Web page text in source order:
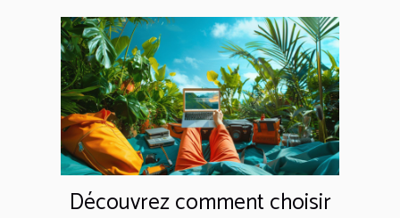
Découvrez comment choisir